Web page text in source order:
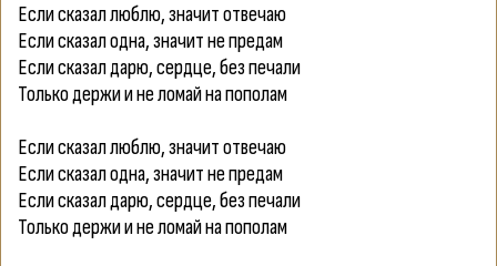
Если сказал люблю, значит отвечаю
Если сказал одна, значит не предам
Если сказал дарю, сердце, без печали
Только держи и не ломай на пополам
Если сказал люблю, значит отвечаю
Если сказал одна, значит не предам
Если сказал дарю, сердце, без печали
Только держи и не ломай на пополам